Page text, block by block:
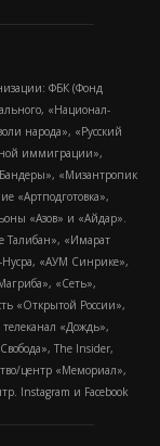
ФБК (Фонд
«Национал-
народа», «Русский
иммиграции»,
«Мизантропик
«Артподготовка»,
«Азов» и «Айдар».
Талибан», «Имарат
Нусра, «АУМ Синрике»,
«Сеть»,
«Открытой России»,
«Дождь»,
The Insider,
центр «Мемориал»,
Instagram и Facebook